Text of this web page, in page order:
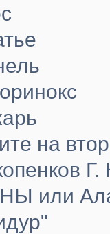
на
Г.
или